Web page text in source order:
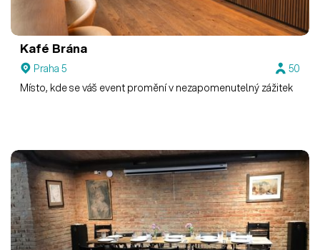
Kafé Brána
Praha 5
50
Místo, kde se váš event promění v nezapomenutelný zážitek